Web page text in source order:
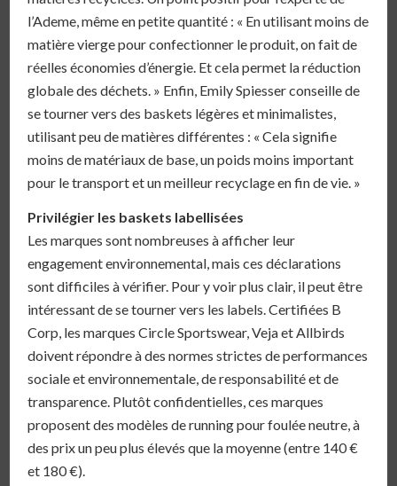
l’Ademe, même en petite quantité : « En utilisant moins de
matière vierge pour confectionner le produit, on fait de
réelles économies d’énergie. Et cela permet la réduction
globale des déchets. » Enfin, Emily Spiesser conseille de
se tourner vers des baskets légères et minimalistes,
utilisant peu de matières différentes : « Cela signifie
moins de matériaux de base, un poids moins important
pour le transport et un meilleur recyclage en fin de vie. »
Privilégier les baskets labellisées
Les marques sont nombreuses à afficher leur
engagement environnemental, mais ces déclarations
sont difficiles à vérifier. Pour y voir plus clair, il peut être
intéressant de se tourner vers les labels. Certifiées B
Corp, les marques Circle Sportswear, Veja et Allbirds
doivent répondre à des normes strictes de performances
sociale et environnementale, de responsabilité et de
transparence. Plutôt confidentielles, ces marques
proposent des modèles de running pour foulée neutre, à
des prix un peu plus élevés que la moyenne (entre 140 €
et 180 €).